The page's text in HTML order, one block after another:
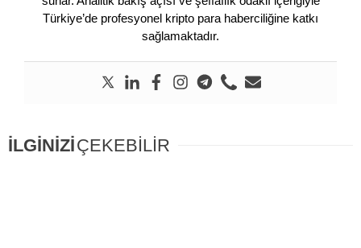
Türkiye’de profesyonel kripto para haberciliğine katkı
sağlamaktadır.
İLGİNİZİÇEKEBİLİR